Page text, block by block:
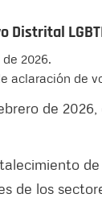
Distrital
2026.
aclaración de
de
de
de los